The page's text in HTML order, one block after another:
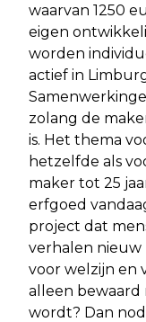
waarvan 1250
eigen
worden
actief in
zolang de
is. Het thema
hetzelfde als
maker tot 25
erfgoed
project dat
verhalen nieuw
voor welzijn en
alleen bewaard
wordt? Dan